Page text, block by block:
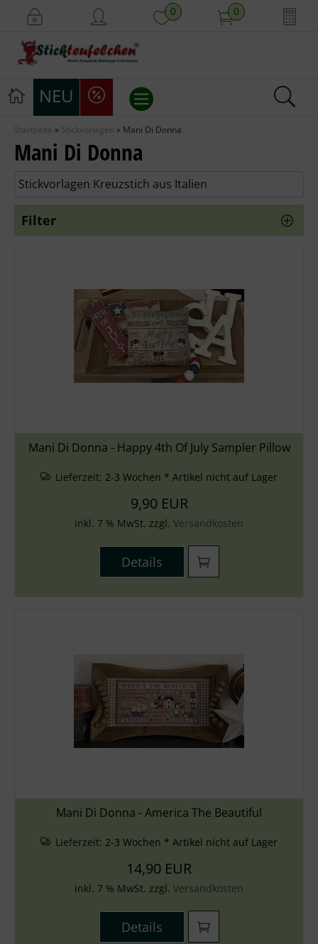
0 0
NEU
Stickvorlagen
Stickgarne
Knüpfpackungen
Startseite » Stickvorlagen » Mani Di Donna
Mani Di Donna
Stickvorlagen Kreuzstich aus Italien
Filter
Mani Di Donna - Happy 4th Of July Sampler Pillow
Lieferzeit: 2-3 Wochen * Artikel nicht auf Lager
9,90 EUR
inkl. 7 % MwSt. zzgl. Versandkosten
Details
Mani Di Donna - America The Beautiful
Lieferzeit: 2-3 Wochen * Artikel nicht auf Lager
14,90 EUR
inkl. 7 % MwSt. zzgl. Versandkosten
Details